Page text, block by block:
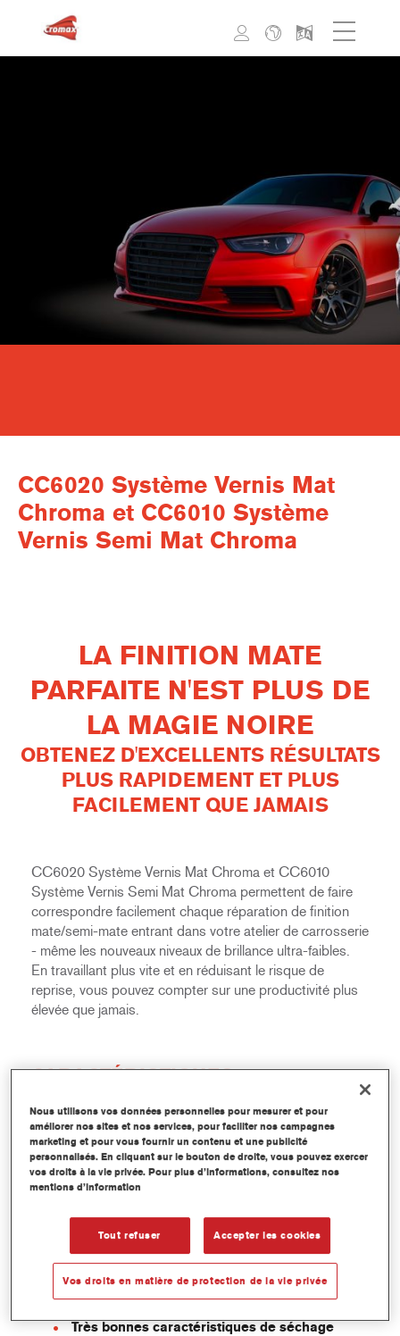
CC6020 Système Vernis Mat
Chroma et CC6010 Système
Vernis Semi Mat Chroma
LA FINITION MATE
PARFAITE N'EST PLUS DE
LA MAGIE NOIRE
OBTENEZ D'EXCELLENTS RÉSULTATS
PLUS RAPIDEMENT ET PLUS
FACILEMENT QUE JAMAIS
CC6020 Système Vernis Mat Chroma et CC6010
Système Vernis Semi Mat Chroma permettent de faire
correspondre facilement chaque réparation de finition
mate/semi-mate entrant dans votre atelier de carrosserie
- même les nouveaux niveaux de brillance ultra-faibles.
En travaillant plus vite et en réduisant le risque de
reprise, vous pouvez compter sur une productivité plus
élevée que jamais.
CARACTÉRISTIQUES
Système innovant de vernis mat, le meilleur
de sa catégorie.
Processus d'application facilitée pour les
peintres
L'indication du niveau de brillance du vernis
est fournie avec la formule de réparation.
Finition uniforme même pour un niveau de
brillance très bas
Très bonnes caractéristiques de séchage
Nous utilisons vos données personnelles pour mesurer et pour
améliorer nos sites et nos services, pour faciliter nos campagnes
marketing et pour vous fournir un contenu et une publicité
personnalisés. En cliquant sur le bouton de droite, vous pouvez exercer
vos droits à la vie privée. Pour plus d’informations, consultez nos
mentions d’information
Tout refuser Accepter les cookies
Vos droits en matière de protection de la vie privée